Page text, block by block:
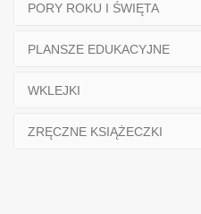
PORY ROKU I ŚWIĘTA
PLANSZE EDUKACYJNE
WKLEJKI
ZRĘCZNE KSIĄŻECZKI